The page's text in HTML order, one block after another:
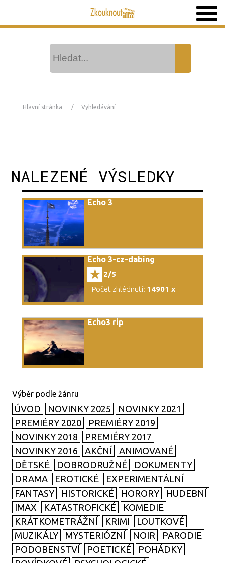
Hlavní stránka Vyhledávání
NALEZENÉ VÝSLEDKY
Echo 3
Echo 3-cz-dabing
2/5
Počet zhlédnutí: 14901 x
Echo3 rip
ÚVOD NOVINKY 2025
NOVINKY 2021
PREMIÉRY 2020
PREMIÉRY 2019
NOVINKY 2018
PREMIÉRY 2017
NOVINKY 2016
AKČNÍ
ANIMOVANÉ
DĚTSKÉ
DOBRODRUŽNÉ
DOKUMENTY
DRAMA
EROTICKÉ
EXPERIMENTÁLNÍ
FANTASY
HISTORICKÉ HORORY
HUDEBNÍ
IMAX
KATASTROFICKÉ
KOMEDIE
KRÁTKOMETRÁŽNÍ
KRIMI
LOUTKOVÉ
MUZIKÁLY
MYSTERIÓZNÍ NOIR
PARODIE
PODOBENSTVÍ
POETICKÉ
POHÁDKY